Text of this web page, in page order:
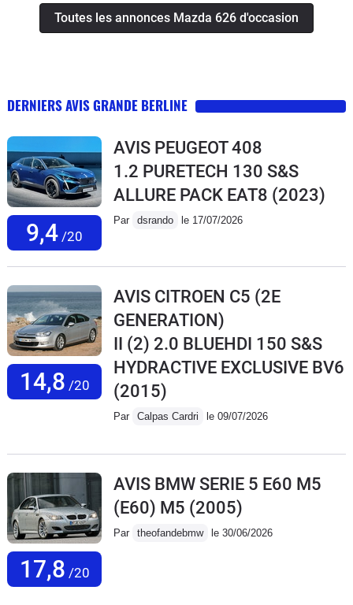
Toutes les annonces Mazda 626 d'occasion
DERNIERS AVIS GRANDE BERLINE
9,4 /20
AVIS PEUGEOT 408
1.2 PURETECH 130 S&S
ALLURE PACK EAT8 (2023)
Par dsrando le 17/07/2026
14,8 /20
AVIS CITROEN C5 (2E
GENERATION)
II (2) 2.0 BLUEHDI 150 S&S
HYDRACTIVE EXCLUSIVE BV6
(2015)
Par Calpas Cardri le 09/07/2026
17,8 /20
AVIS BMW SERIE 5 E60 M5
(E60) M5 (2005)
Par theofandebmw le 30/06/2026